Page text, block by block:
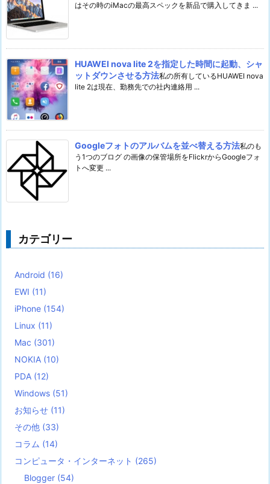
はその時のiMacの最高スペックを新品で購入してきま ...
HUAWEI nova lite 2を指定した時間に起動、シャ
ットダウンさせる方法私の所有しているHUAWEI nova
lite 2は現在、勤務先での社内連絡用 ...
Googleフォトのアルバムを並べ替える方法私のも
う1つのブログ の画像の保管場所をFlickrからGoogleフォ
トへ変更 ...
カテゴリー
Android (16)
EWI (11)
iPhone (154)
Linux (11)
Mac (301)
NOKIA (10)
PDA (12)
Windows (51)
お知らせ (11)
その他 (33)
コラム (14)
コンピュータ・インターネット (265)
Blogger (54)